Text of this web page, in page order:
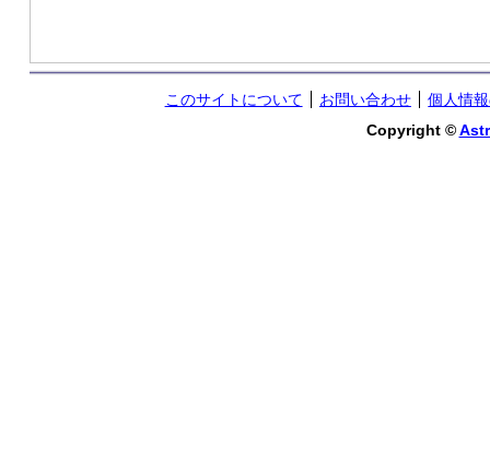
このサイトについて お問い合わせ
個人情
Copyright ©